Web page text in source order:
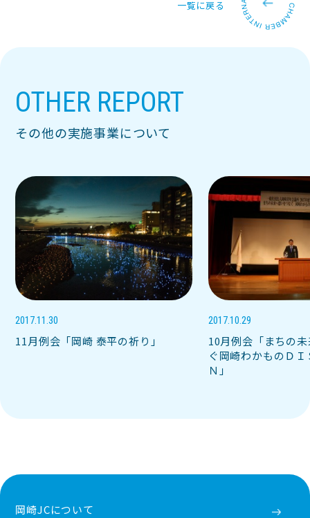
一覧に戻る
OTHER REPORT
その他の実施事業について
2017.11.30
11月例会「岡崎 泰平の祈り」
2017.10.29
10月例会「まちの
ぐ岡崎わかものＤ
Ｎ」
岡崎JCについて